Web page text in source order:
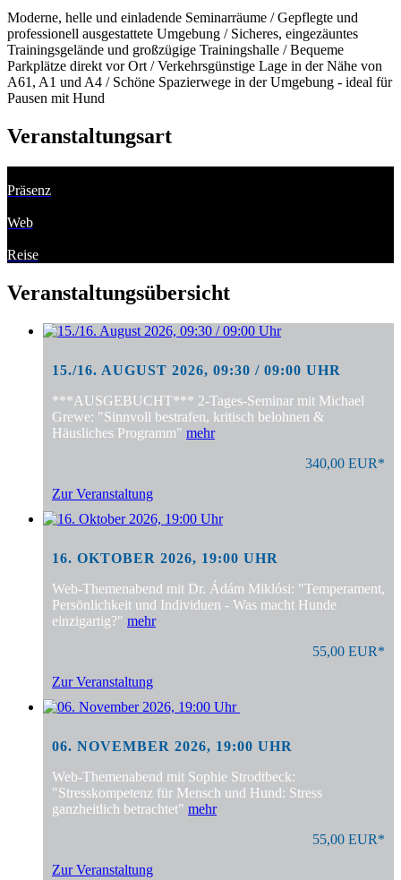
Moderne, helle und einladende Seminarräume / Gepflegte und
professionell ausgestattete Umgebung / Sicheres, eingezäuntes
Trainingsgelände und großzügige Trainingshalle / Bequeme
Parkplätze direkt vor Ort / Verkehrsgünstige Lage in der Nähe von
A61, A1 und A4 / Schöne Spazierwege in der Umgebung - ideal für
Pausen mit Hund
Veranstaltungsart
Präsenz
Web
Reise
Veranstaltungsübersicht
15./16. AUGUST 2026, 09:30 / 09:00 UHR
***AUSGEBUCHT*** 2-Tages-Seminar mit Michael
Grewe: "Sinnvoll bestrafen, kritisch belohnen &
Häusliches Programm" mehr
340,00 EUR*
Zur Veranstaltung
16. OKTOBER 2026, 19:00 UHR
Web-Themenabend mit Dr. Ádám Miklósi: "Temperament,
Persönlichkeit und Individuen - Was macht Hunde
einzigartig?" mehr
55,00 EUR*
Zur Veranstaltung
06. NOVEMBER 2026, 19:00 UHR
Web-Themenabend mit Sophie Strodtbeck:
"Stresskompetenz für Mensch und Hund: Stress
ganzheitlich betrachtet" mehr
55,00 EUR*
Zur Veranstaltung